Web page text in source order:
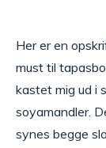
Her er en
must til
kastet mig ud i
soyamandler.
synes begge